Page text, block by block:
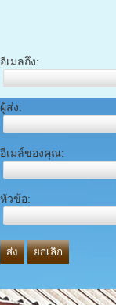
อีเมลถึง:
ผู้ส่ง:
อีเมล์ของคุณ:
หัวข้อ:
ส่ง ยกเลิก